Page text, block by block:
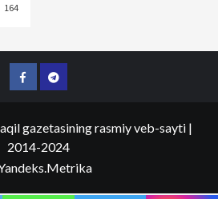
164
FacebookTelegram
gazetasining rasmiy veb-sayti |
2014-2024